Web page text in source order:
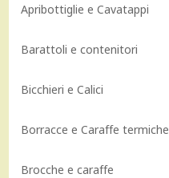
Apribottiglie e Cavatappi
Barattoli e contenitori
Bicchieri e Calici
Borracce e Caraffe termiche
Brocche e caraffe